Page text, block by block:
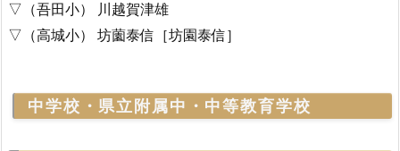
▽（吾田小） 川越賀津雄
▽（高城小） 坊薗泰信［坊園泰信］
中学校・県立附属中・中等教育学校